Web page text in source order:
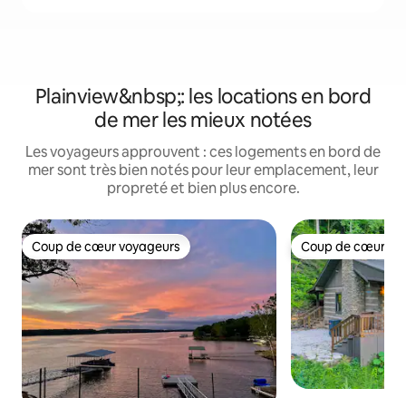
Plainview&nbsp;: les locations en bord
de mer les mieux notées
Les voyageurs approuvent : ces logements en bord de
mer sont très bien notés pour leur emplacement, leur
propreté et bien plus encore.
Coup de cœur voyageurs
Coup de cœur voyageurs Coup de cœur
Coup de cœur